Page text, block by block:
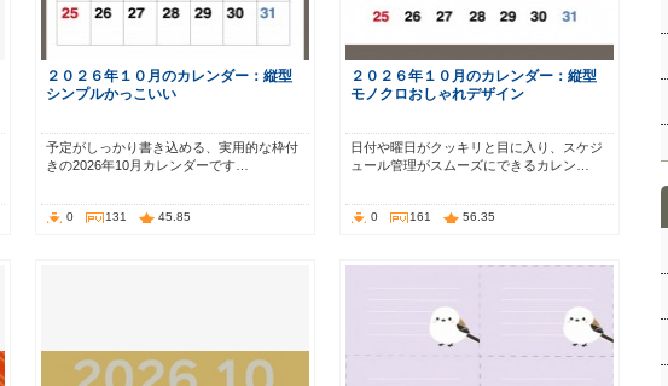
２０２６年１０月のカレンダー：縦型
シンプルかっこいい
予定がしっかり書き込める、実用的な枠付
きの2026年10月カレンダーです…
0 131 45.85
２０２６年１０月のカレンダー：縦型
モノクロおしゃれデザイン
日付や曜日がクッキリと目に入り、スケジ
ュール管理がスムーズにできるカレン…
0 161 56.35